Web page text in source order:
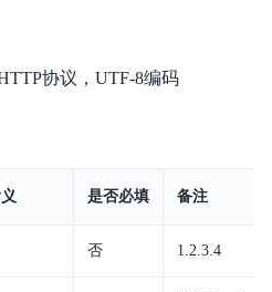
协议，UTF-8编码
是否必填 备注
否 1.2.3.4